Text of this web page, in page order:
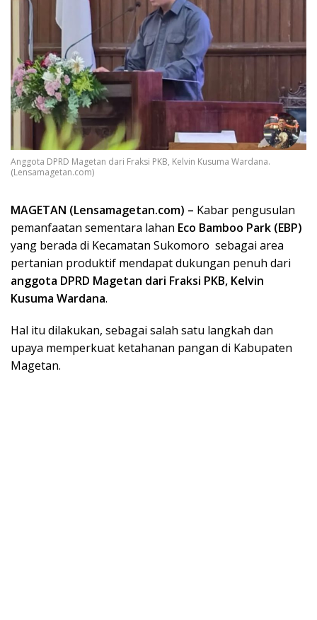
Anggota DPRD Magetan dari Fraksi PKB, Kelvin Kusuma Wardana.
(Lensamagetan.com)
MAGETAN (Lensamagetan.com) – Kabar pengusulan
pemanfaatan sementara lahan Eco Bamboo Park (EBP)
yang berada di Kecamatan Sukomoro sebagai area
pertanian produktif mendapat dukungan penuh dari
anggota DPRD Magetan dari Fraksi PKB, Kelvin
Kusuma Wardana.
Hal itu dilakukan, sebagai salah satu langkah dan
upaya memperkuat ketahanan pangan di Kabupaten
Magetan.